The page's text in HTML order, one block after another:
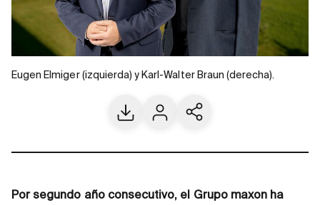
Eugen Elmiger (izquierda) y Karl-Walter Braun (derecha).
DownloadContactoShare current page
Por segundo año consecutivo, el Grupo maxon ha